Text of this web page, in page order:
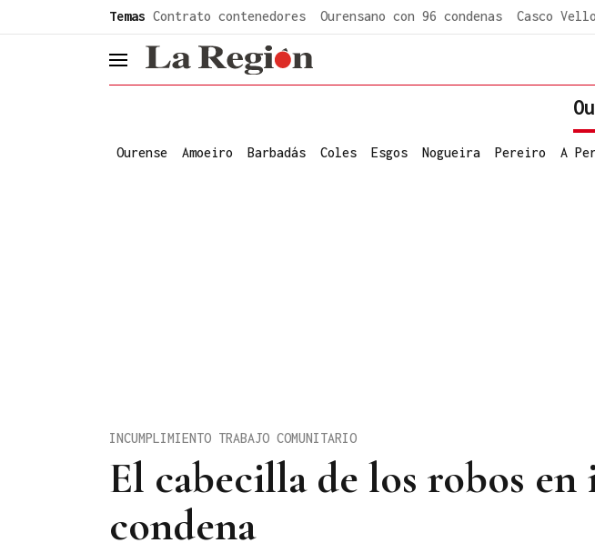
Temas Contrato contenedores Ourensano con 96 condenas Casco
header.menu.open
Ourense Amoeiro Barbadás Coles Esgos Nogueira Pereiro A
El cabecilla de los robos en
condena
INCUMPLIMIENTO TRABAJO COMUNITARIO